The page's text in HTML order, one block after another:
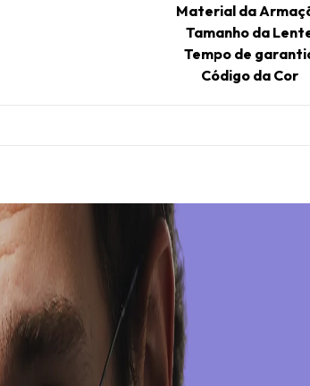
Material da
Tamanho da
Tempo de
Código da Cor